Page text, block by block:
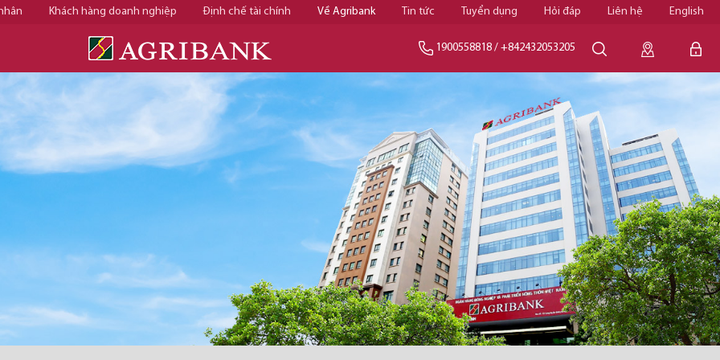
Khách hàng doanh nghiệp Định chế tài chính Về Agribank Tin tức Tuyển dụng Hỏi đáp Liên hệ English
1900558818 / +842432053205